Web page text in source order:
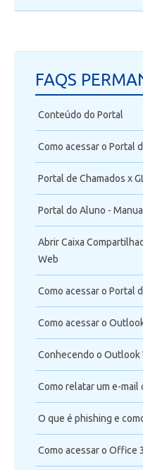
FAQS
Conteúdo do Portal
Como acessar o Portal
Portal de Chamados x
Portal do Aluno -
Abrir Caixa
Web
Como acessar o Portal
Como acessar o
Conhecendo o Outlook
Como relatar um e-
O que é phishing e
Como acessar o Office